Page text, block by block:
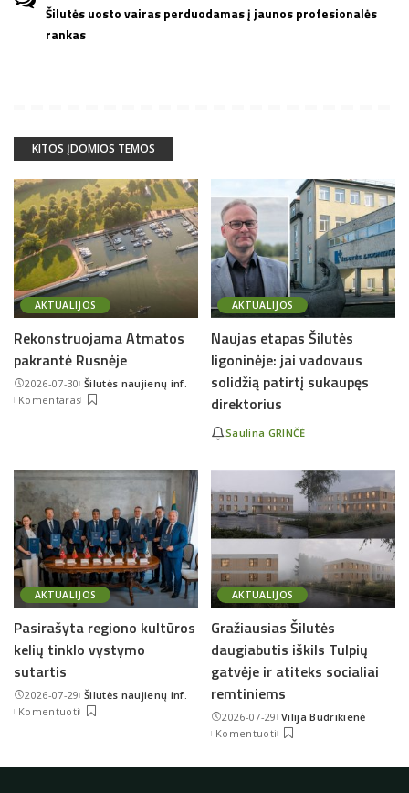
Šilutės uosto vairas perduodamas į jaunos profesionalės
rankas
KITOS ĮDOMIOS TEMOS
AKTUALIJOS
Rekonstruojama Atmatos
pakrantė Rusnėje
2026-07-30Posted
by
Šilutės naujienų inf.
Komentaras
AKTUALIJOS
Naujas etapas Šilutės
ligoninėje: jai vadovaus
solidžią patirtį sukaupęs
direktorius
Saulina GRINČĖ
AKTUALIJOS
Pasirašyta regiono kultūros
kelių tinklo vystymo
sutartis
2026-07-29Posted
by
Šilutės naujienų inf.
Komentuoti
AKTUALIJOS
Gražiausias Šilutės
daugiabutis iškils Tulpių
gatvėje ir atiteks socialiai
remtiniems
2026-07-29Posted
by
Vilija Budrikienė
Komentuoti